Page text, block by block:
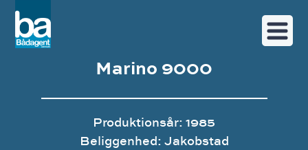
Marino 9000
Produktionsår: 1985
Beliggenhed: Jakobstad